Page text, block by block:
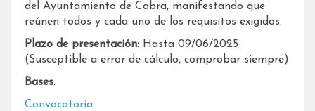
del Ayuntamiento de Cabra, manifestando que
reúnen todos y cada uno de los requisitos exigidos.
Plazo de presentación: Hasta 09/06/2025
(Susceptible a error de cálculo, comprobar siempre)
Bases:
Convocatoria